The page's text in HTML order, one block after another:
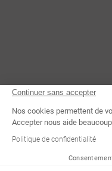
Continuer sans accepter
Nos cookies permettent de
Accepter nous aide
Politique de confidentialité